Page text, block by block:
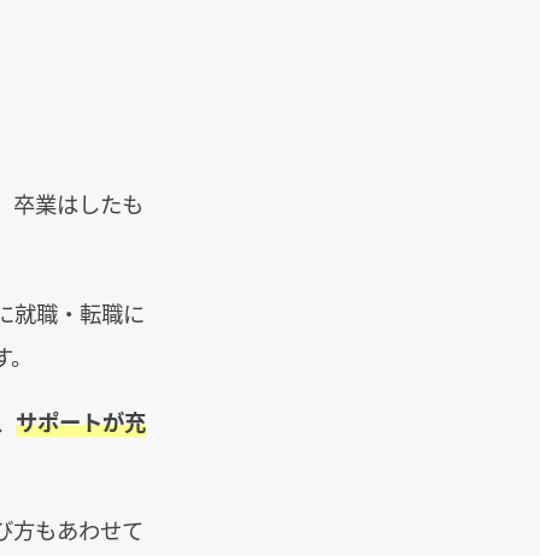
卒業はしたも
就職・転職に
サポートが充
方もあわせて